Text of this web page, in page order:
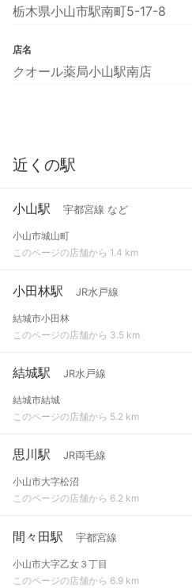
栃木県小山市駅南町5-17-8
店名
クオール薬局小山駅南店
近くの駅
小山駅 宇都宮線 など
小山市城山町
このページの店舗から 1.4 km
小田林駅 JR水戸線
結城市小田林
このページの店舗から 3.5 km
結城駅 JR水戸線
結城市結城
このページの店舗から 5.2 km
思川駅 JR両毛線
小山市大字松沼
このページの店舗から 6.2 km
間々田駅 宇都宮線
小山市大字乙女３丁目
このページの店舗から 6.9 km